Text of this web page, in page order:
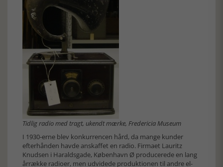
Tidlig radio med tragt, ukendt mærke, Fredericia Museum
I 1930-erne blev konkurrencen hård, da mange kunder
efterhånden havde anskaffet en radio. Firmaet Lauritz
Knudsen i Haraldsgade, København Ø producerede en lang
årrække radioer, men udvidede produktionen til andre el-